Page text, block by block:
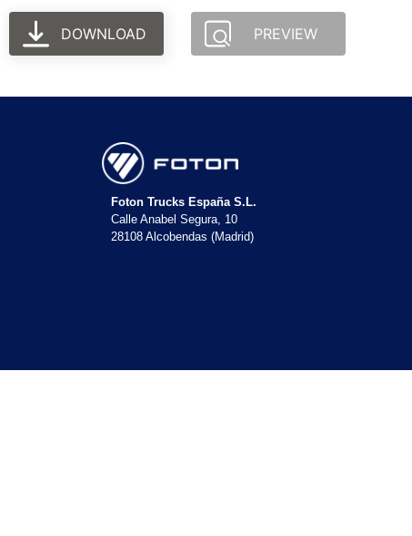
DOWNLOAD PREVIEW
Foton Trucks España S.L.
Calle Anabel Segura, 10
28108 Alcobendas (Madrid)